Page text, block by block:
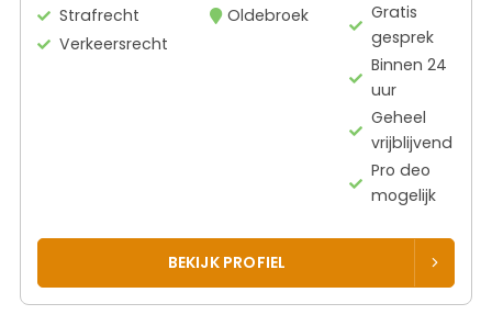
Strafrecht
Verkeersrecht
Oldebroek
Gratis
gesprek
Binnen 24
uur
Geheel
vrijblijvend
Pro deo
mogelijk
BEKIJK PROFIEL